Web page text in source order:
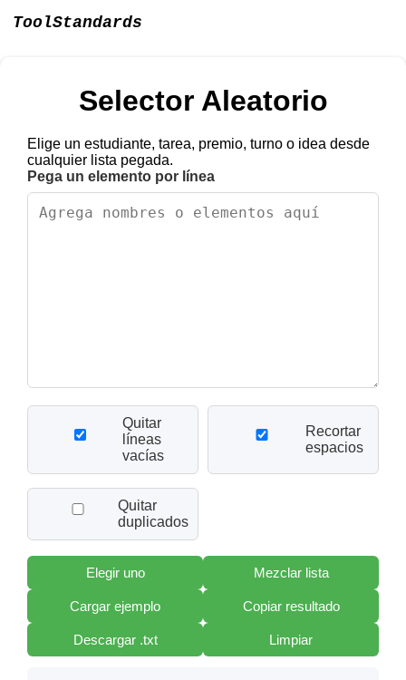
ToolStandards
Selector Aleatorio
Elige un estudiante, tarea, premio, turno o idea desde
cualquier lista pegada.
Pega un elemento por línea
Quitar
líneas
vacías
Recortar
espacios
Quitar
duplicados
Elegir uno Mezclar lista
Cargar ejemplo Copiar resultado
Descargar .txt Limpiar